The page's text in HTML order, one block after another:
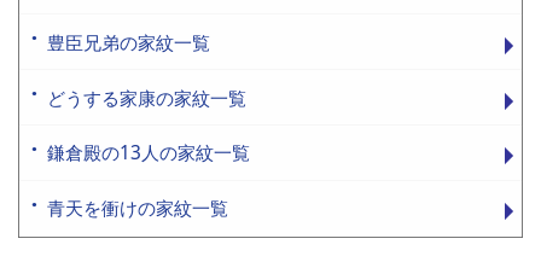
豊臣兄弟の家紋一覧
どうする家康の家紋一覧
鎌倉殿の13人の家紋一覧
青天を衝けの家紋一覧